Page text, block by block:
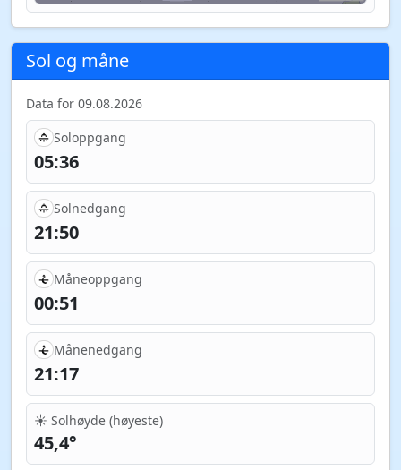
Sol og måne
Data for 09.08.2026
Soloppgang
05:36
Solnedgang
21:50
Måneoppgang
00:51
Månenedgang
21:17
☀️ Solhøyde (høyeste)
45,4°